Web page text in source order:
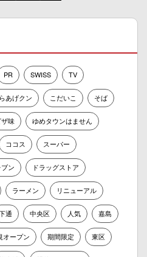
PR SWISS TV
あげクン こだいこ そば
味 ゆめタウンはません
ココス スーパー
ン ドラッグストア
ラーメン リニューアル
通 中央区 人気 嘉島
オープン 期間限定 東区